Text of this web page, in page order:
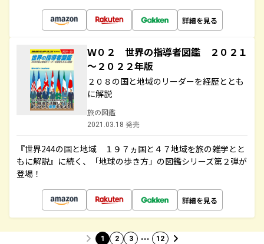
詳細を見る
Ｗ０２ 世界の指導者図鑑 ２０２１
～２０２２年版
２０８の国と地域のリーダーを経歴ととも
に解説
旅の図鑑
2021.03.18 発売
『世界244の国と地域 １９７ヵ国と４７地域を旅の雑学とと
もに解説』に続く、「地球の歩き方」の図鑑シリーズ第２弾が
登場！
詳細を見る
1 2 3 … 12